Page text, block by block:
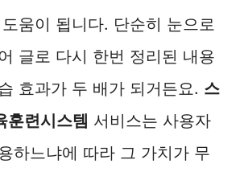
움이 됩니다. 단순히 눈으로
글로 다시 한번 정리된 내용
효과가 두 배가 되거든요. 스
훈련시스템 서비스는 사용자
하느냐에 따라 그 가치가 무